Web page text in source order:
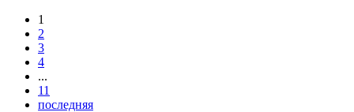
1
2
3
4
...
11
последняя